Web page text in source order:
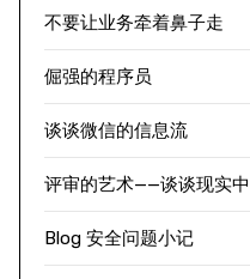
不要让业务牵着鼻子走
倔强的程序员
谈谈微信的信息流
评审的艺术——谈谈现实
Blog 安全问题小记